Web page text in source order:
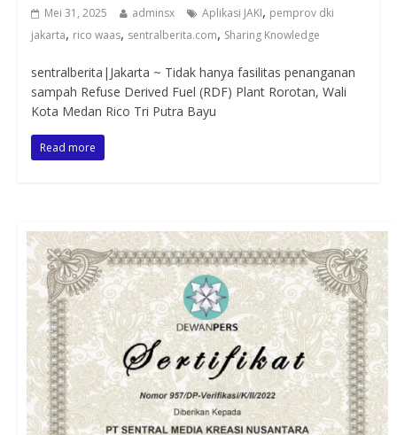
Mei 31, 2025 adminsx Aplikasi JAKI, pemprov dki
jakarta, rico waas, sentralberita.com, Sharing Knowledge
sentralberita|Jakarta ~ Tidak hanya fasilitas penanganan
sampah Refuse Derived Fuel (RDF) Plant Rorotan, Wali
Kota Medan Rico Tri Putra Bayu
Read more